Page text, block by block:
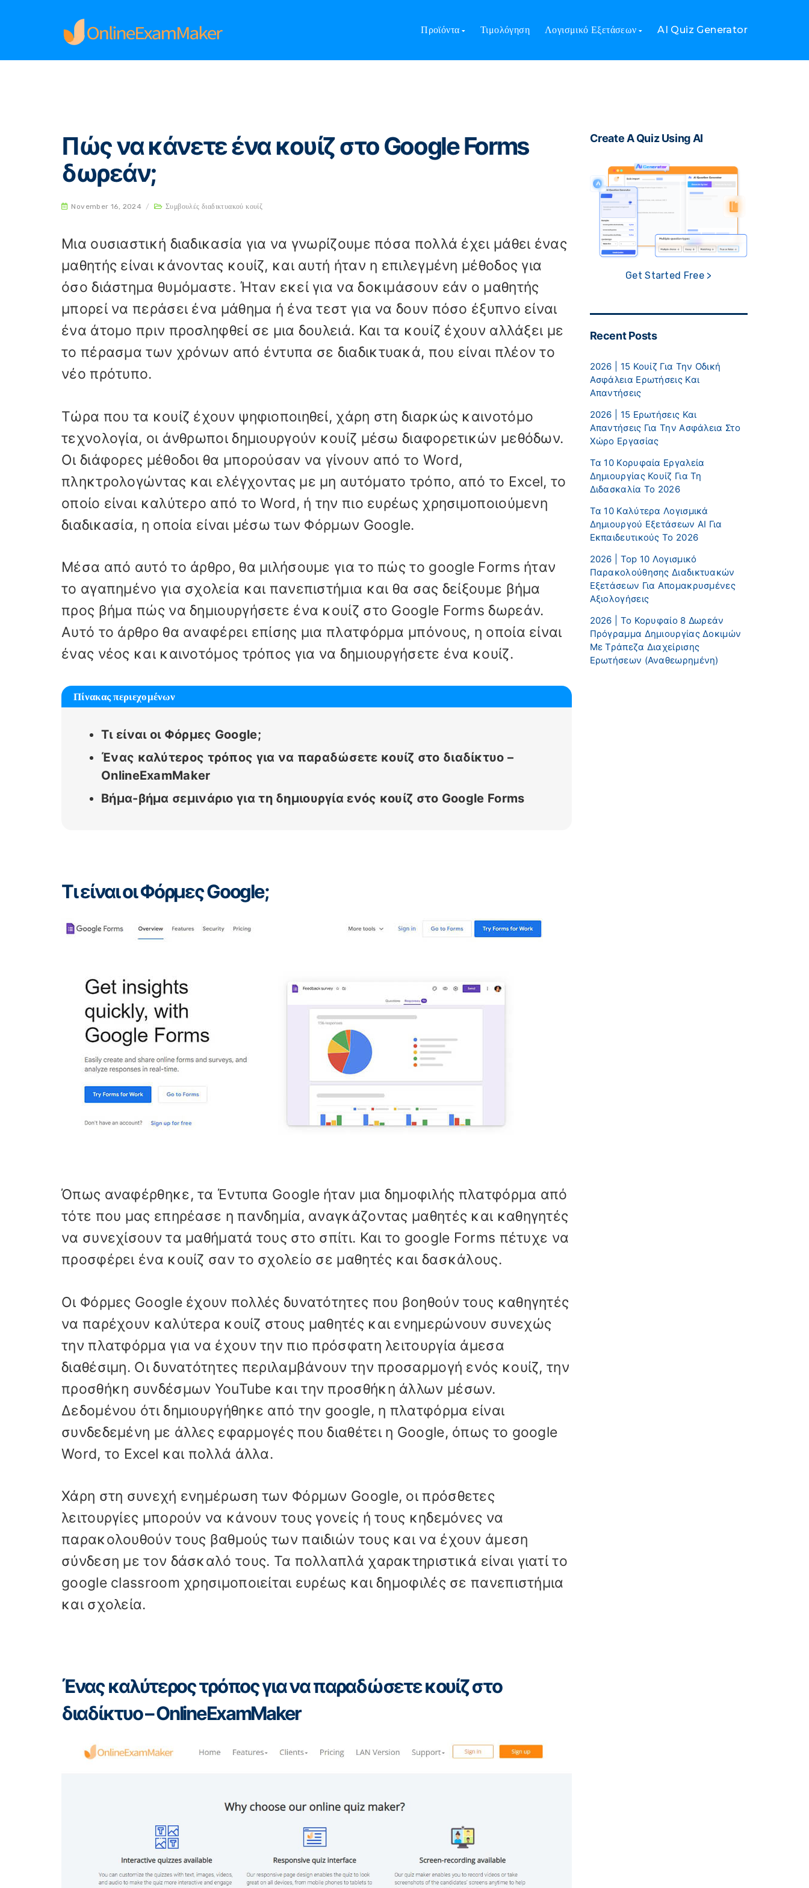
Προϊόντα Τιμολόγηση Λογισμικό Εξετάσεων AI Quiz Generator
Home
Πώς να κάνετε ένα κουίζ στο Google Forms
δωρεάν;
November 16, 2024 / Συμβουλές διαδικτυακού κουίζ
Μια ουσιαστική διαδικασία για να γνωρίζουμε πόσα πολλά έχει μάθει ένας
μαθητής είναι κάνοντας κουίζ, και αυτή ήταν η επιλεγμένη μέθοδος για
όσο διάστημα θυμόμαστε. Ήταν εκεί για να δοκιμάσουν εάν ο μαθητής
μπορεί να περάσει ένα μάθημα ή ένα τεστ για να δουν πόσο έξυπνο είναι
ένα άτομο πριν προσληφθεί σε μια δουλειά. Και τα κουίζ έχουν αλλάξει με
το πέρασμα των χρόνων από έντυπα σε διαδικτυακά, που είναι πλέον το
νέο πρότυπο.
Τώρα που τα κουίζ έχουν ψηφιοποιηθεί, χάρη στη διαρκώς καινοτόμο
τεχνολογία, οι άνθρωποι δημιουργούν κουίζ μέσω διαφορετικών μεθόδων.
Οι διάφορες μέθοδοι θα μπορούσαν να γίνουν από το Word,
πληκτρολογώντας και ελέγχοντας με μη αυτόματο τρόπο, από το Excel, το
οποίο είναι καλύτερο από το Word, ή την πιο ευρέως χρησιμοποιούμενη
διαδικασία, η οποία είναι μέσω των Φόρμων Google.
Μέσα από αυτό το άρθρο, θα μιλήσουμε για το πώς το google Forms ήταν
το αγαπημένο για σχολεία και πανεπιστήμια και θα σας δείξουμε βήμα
προς βήμα πώς να δημιουργήσετε ένα κουίζ στο Google Forms δωρεάν.
Αυτό το άρθρο θα αναφέρει επίσης μια πλατφόρμα μπόνους, η οποία είναι
ένας νέος και καινοτόμος τρόπος για να δημιουργήσετε ένα κουίζ.
Πίνακας περιεχομένων
Τι είναι οι Φόρμες Google;
Ένας καλύτερος τρόπος για να παραδώσετε κουίζ στο διαδίκτυο –
OnlineExamMaker
Βήμα-βήμα σεμινάριο για τη δημιουργία ενός κουίζ στο Google Forms
Τι είναι οι Φόρμες Google;
Όπως αναφέρθηκε, τα Έντυπα Google ήταν μια δημοφιλής πλατφόρμα από
τότε που μας επηρέασε η πανδημία, αναγκάζοντας μαθητές και καθηγητές
να συνεχίσουν τα μαθήματά τους στο σπίτι. Και το google Forms πέτυχε να
προσφέρει ένα κουίζ σαν το σχολείο σε μαθητές και δασκάλους.
Οι Φόρμες Google έχουν πολλές δυνατότητες που βοηθούν τους καθηγητές
να παρέχουν καλύτερα κουίζ στους μαθητές και ενημερώνουν συνεχώς
την πλατφόρμα για να έχουν την πιο πρόσφατη λειτουργία άμεσα
διαθέσιμη. Οι δυνατότητες περιλαμβάνουν την προσαρμογή ενός κουίζ, την
προσθήκη συνδέσμων YouTube και την προσθήκη άλλων μέσων.
Δεδομένου ότι δημιουργήθηκε από την google, η πλατφόρμα είναι
συνδεδεμένη με άλλες εφαρμογές που διαθέτει η Google, όπως το google
Word, το Excel και πολλά άλλα.
Χάρη στη συνεχή ενημέρωση των Φόρμων Google, οι πρόσθετες
λειτουργίες μπορούν να κάνουν τους γονείς ή τους κηδεμόνες να
παρακολουθούν τους βαθμούς των παιδιών τους και να έχουν άμεση
σύνδεση με τον δάσκαλό τους. Τα πολλαπλά χαρακτηριστικά είναι γιατί το
google classroom χρησιμοποιείται ευρέως και δημοφιλές σε πανεπιστήμια
και σχολεία.
Ένας καλύτερος τρόπος για να παραδώσετε κουίζ στο
διαδίκτυο – OnlineExamMaker
Create A Quiz Using AI
Get Started Free >
Recent Posts
2026 | 15 Κουίζ Για Την Οδική
Ασφάλεια Ερωτήσεις Και
Απαντήσεις
2026 | 15 Ερωτήσεις Και
Απαντήσεις Για Την Ασφάλεια Στο
Χώρο Εργασίας
Τα 10 Κορυφαία Εργαλεία
Δημιουργίας Κουίζ Για Τη
Διδασκαλία Το 2026
Τα 10 Καλύτερα Λογισμικά
Δημιουργού Εξετάσεων AI Για
Εκπαιδευτικούς Το 2026
2026 | Top 10 Λογισμικό
Παρακολούθησης Διαδικτυακών
Εξετάσεων Για Απομακρυσμένες
Αξιολογήσεις
2026 | Το Κορυφαίο 8 Δωρεάν
Πρόγραμμα Δημιουργίας Δοκιμών
Με Τράπεζα Διαχείρισης
Ερωτήσεων (αναθεωρημένη)